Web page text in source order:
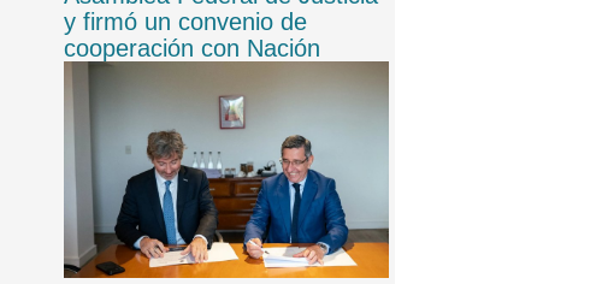
y firmó un convenio de
cooperación con Nación